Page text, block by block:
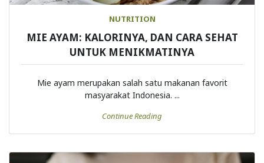
MIE AYAM: KALORINYA, DAN CARA SEHAT
UNTUK MENIKMATINYA
Mie ayam merupakan salah satu makanan favorit